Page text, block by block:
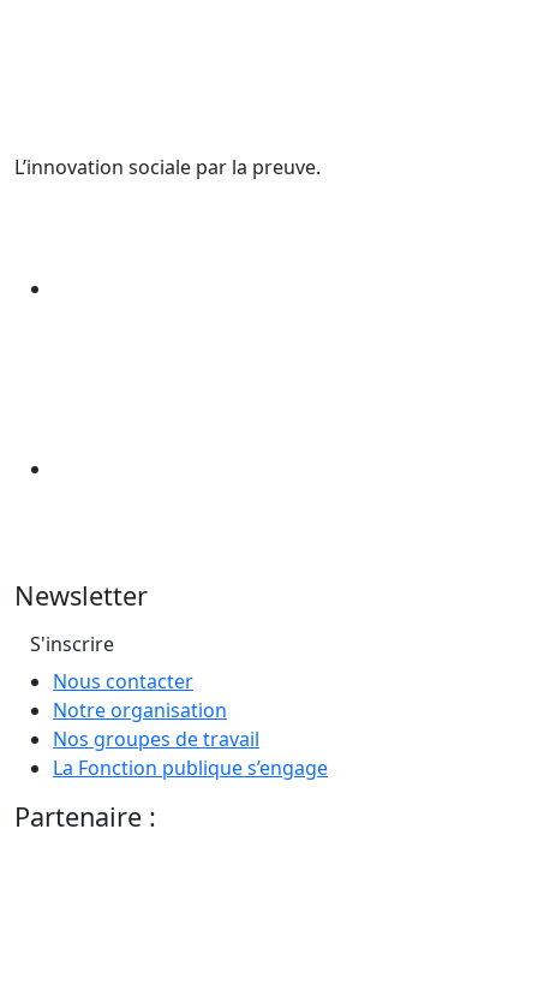
L’innovation sociale par la preuve.
Newsletter
S'inscrire
Nous contacter
Notre organisation
Nos groupes de travail
La Fonction publique s’engage
Partenaire :